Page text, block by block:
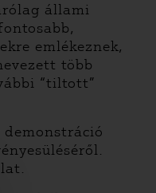
állami
emlékeznek,
több
“tiltott”